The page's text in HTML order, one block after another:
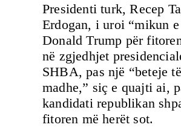
Presidenti turk, Recep
Erdogan, i uroi “mikun
Donald Trump për
në zgjedhjet
SHBA, pas një “beteje të
madhe,” siç e quajti ai,
kandidati republikan
fitoren më herët sot.